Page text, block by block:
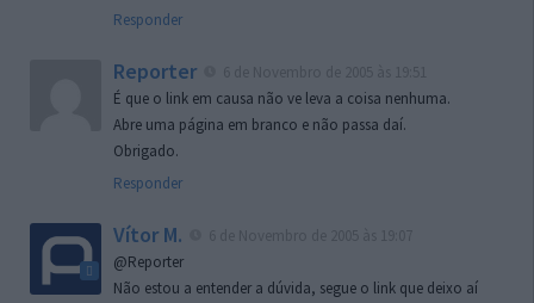
Responder
Reporter
É que o link em causa não ve leva a coisa nenhuma.
Abre uma página em branco e não passa daí.
Obrigado.
Responder
Vítor M.
@Reporter
Não estou a entender a dúvida, segue o link que deixo aí